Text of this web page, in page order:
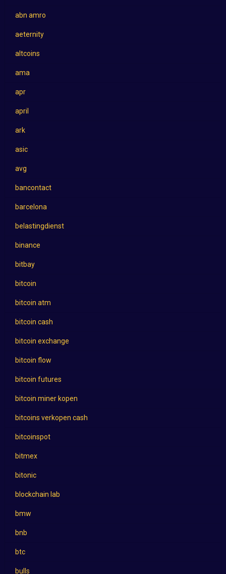
abn amro
aeternity
altcoins
ama
apr
april
ark
asic
avg
bancontact
barcelona
belastingdienst
binance
bitbay
bitcoin
bitcoin atm
bitcoin cash
bitcoin exchange
bitcoin flow
bitcoin futures
bitcoin miner kopen
bitcoins verkopen cash
bitcoinspot
bitmex
bitonic
blockchain lab
bmw
bnb
btc
bulls